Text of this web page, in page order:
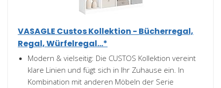
VASAGLE Custos Kollektion - Bücherregal,
Regal, Würfelregal...*
Modern & vielseitig: Die CUSTOS Kollektion vereint
klare Linien und fügt sich in Ihr Zuhause ein. In
Kombination mit anderen Möbeln der Serie